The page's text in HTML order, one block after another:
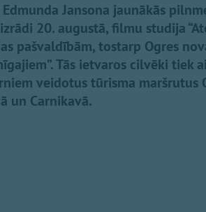
Jansona jaunākās
20. augustā, filmu studija
pašvaldībām, tostarp Ogres
Tās ietvaros cilvēki tiek
veidotus tūrisma maršrutus
un Carnikavā.